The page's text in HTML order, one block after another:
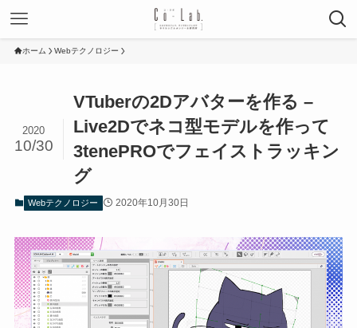
ホーム Webテクノロジー
VTuberの2Dアバターを作る –
Live2Dでネコ型モデルを作って
3tenePROでフェイストラッキン
グ
2020
10/30
Webテクノロジー 2020年10月30日